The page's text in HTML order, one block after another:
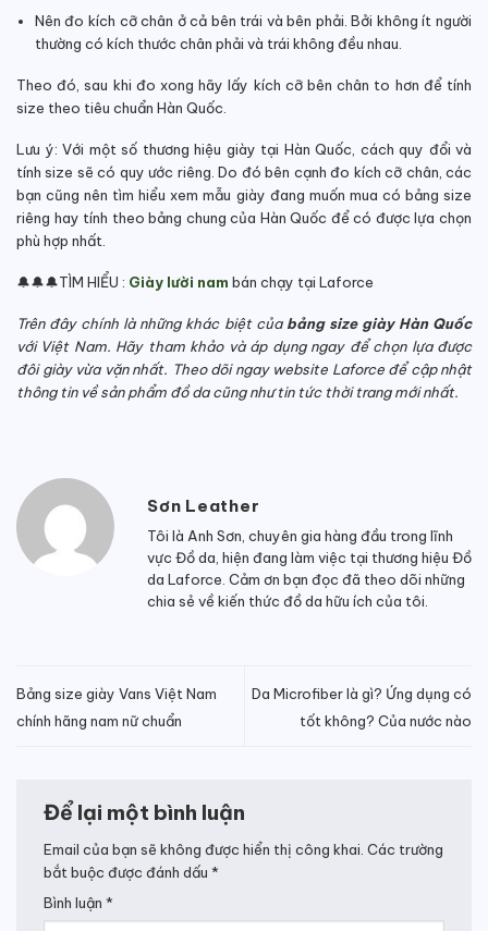
Nên đo kích cỡ chân ở cả bên trái và bên phải. Bởi không ít người
thường có kích thước chân phải và trái không đều nhau.
Theo đó, sau khi đo xong hãy lấy kích cỡ bên chân to hơn để tính
size theo tiêu chuẩn Hàn Quốc.
Lưu ý: Với một số thương hiệu giày tại Hàn Quốc, cách quy đổi và
tính size sẽ có quy ước riêng.Do đó bên cạnh đo kích cỡ chân, các
bạn cũng nên tìm hiểu xem mẫu giày đang muốn mua có bảng size
riêng hay tính theo bảng chung của Hàn Quốc để có được lựa chọn
phù hợp nhất.
🔔🔔🔔TÌM HIỂU : Giày lười nam bán chạy tại Laforce
Trên đây chính là những khác biệt của bảng size giày Hàn Quốc
với Việt Nam. Hãy tham khảo và áp dụng ngay để chọn lựa được
đôi giày vừa vặn nhất. Theo dõi ngay website Laforce để cập nhật
thông tin về sản phẩm đồ da cũng như tin tức thời trang mới nhất.
Sơn Leather
Tôi là Anh Sơn, chuyên gia hàng đầu trong lĩnh
vực Đồ da, hiện đang làm việc tại thương hiệu Đồ
da Laforce. Cảm ơn bạn đọc đã theo dõi những
chia sẻ về kiến thức đồ da hữu ích của tôi.
Bảng size giày Vans Việt Nam
chính hãng nam nữ chuẩn
Da Microfiber là gì? Ứng dụng có
tốt không? Của nước nào
Để lại một bình luận
Email của bạn sẽ không được hiển thị công khai. Các trường
bắt buộc được đánh dấu *
Bình luận *